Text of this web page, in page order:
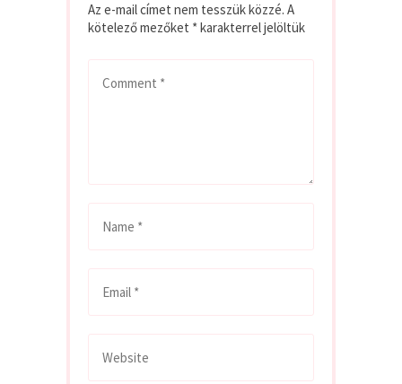
Az e-mail címet nem tesszük közzé. A
kötelező mezőket *karakterrel jelöltük